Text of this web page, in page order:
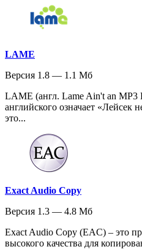
LAME
Версия 1.8 — 1.1 Мб
LAME (англ. Lame Ain't an MP3
английского означает «Лейсек
это...
Exact Audio Copy
Версия 1.3 — 4.8 Мб
Exact Audio Copy (EAC) – это
высокого качества для